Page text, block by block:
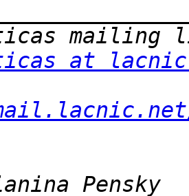
at